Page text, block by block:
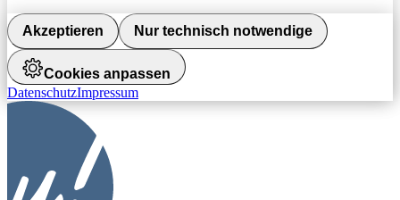
Akzeptieren Nur technisch notwendige
Cookies anpassen
DatenschutzImpressum